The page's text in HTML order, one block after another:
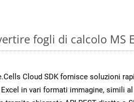
fogli di calcolo MS
Cloud SDK fornisce soluzioni
in vari formati immagine, simili